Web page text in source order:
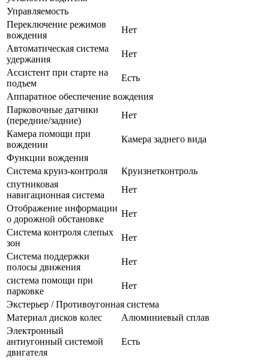
Управляемость
Переключение режимов
вождения
Нет
Автоматическая система
удержания
Нет
Ассистент при старте на
подъем
Есть
Аппаратное обеспечение вождения
Парковочные датчики
(передние/задние)
Нет
Камера помощи при
вождении
Камера заднего вида
Функции вождения
Система круиз-контроля
Круизнетконтроль
спутниковая
навигационная система
Нет
Отображение информации
о дорожной обстановке
Нет
Система контроля слепых
зон
Нет
Система поддержки
полосы движения
Нет
система помощи при
парковке
Нет
Экстерьер / Противоугонная система
Материал дисков колес
Алюминиевый сплав
Электронный
антиугонный системой
двигателя
Есть